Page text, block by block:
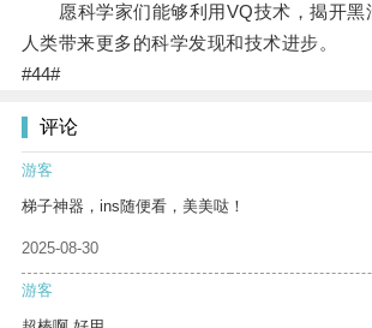
愿科学家们能够利用VQ技术，揭开黑
人类带来更多的科学发现和技术进步。
#44#
评论
游客
梯子神器，ins随便看，美美哒！
2025-08-30
游客